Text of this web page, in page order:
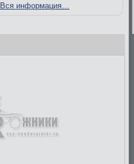
Вся информация…